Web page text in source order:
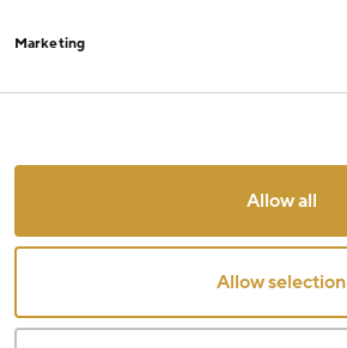
Marketing
Allow all
Allow selection